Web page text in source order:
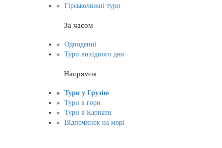
Гірськолижні тури
За часом
Одноденні
Тури вихідного дня
Напрямок
Тури у Грузію
Тури в гори
Тури в Карпати
Відпочинок на морі